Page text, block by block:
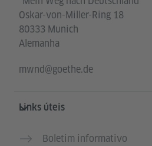
Oskar-von-Miller-Ring 18
80333 Munich
Alemanha
mwnd@goethe.de
Links úteis
Boletim informativo